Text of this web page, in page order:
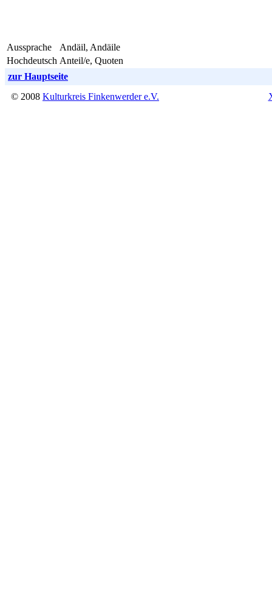
Aussprache
Andäil, Andäile
Hochdeutsch Anteil/e, Quoten
zur Hauptseite
© 2008 Kulturkreis Finkenwerder e.V.